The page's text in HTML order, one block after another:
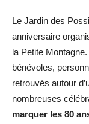
Le Jardin des
anniversaire
la Petite
bénévoles,
retrouvés autour
nombreuses
marquer les 80